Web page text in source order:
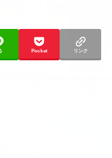
Pocket リンク